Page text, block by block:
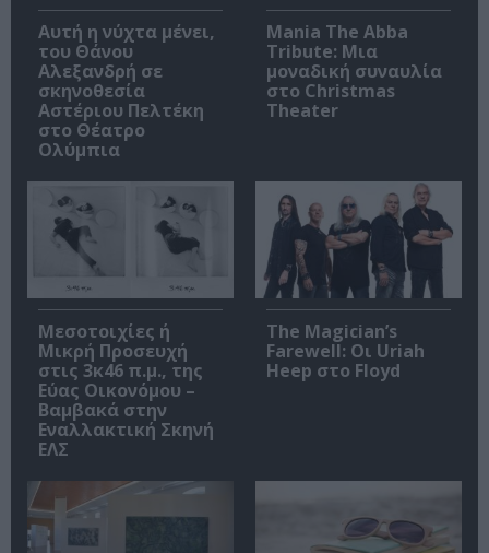
Αυτή η νύχτα μένει,
του Θάνου
Αλεξανδρή σε
σκηνοθεσία
Αστέριου Πελτέκη
στο Θέατρο
Ολύμπια
Mania The Abba
Tribute: Μια
μοναδική συναυλία
στο Christmas
Theater
Μεσοτοιχίες ή
Μικρή Προσευχή
στις 3κ46 π.μ., της
Εύας Οικονόμου –
Βαμβακά στην
Εναλλακτική Σκηνή
ΕΛΣ
The Magician’s
Farewell: Οι Uriah
Heep στο Floyd